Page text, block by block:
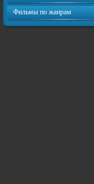
Фильмы по жанрам